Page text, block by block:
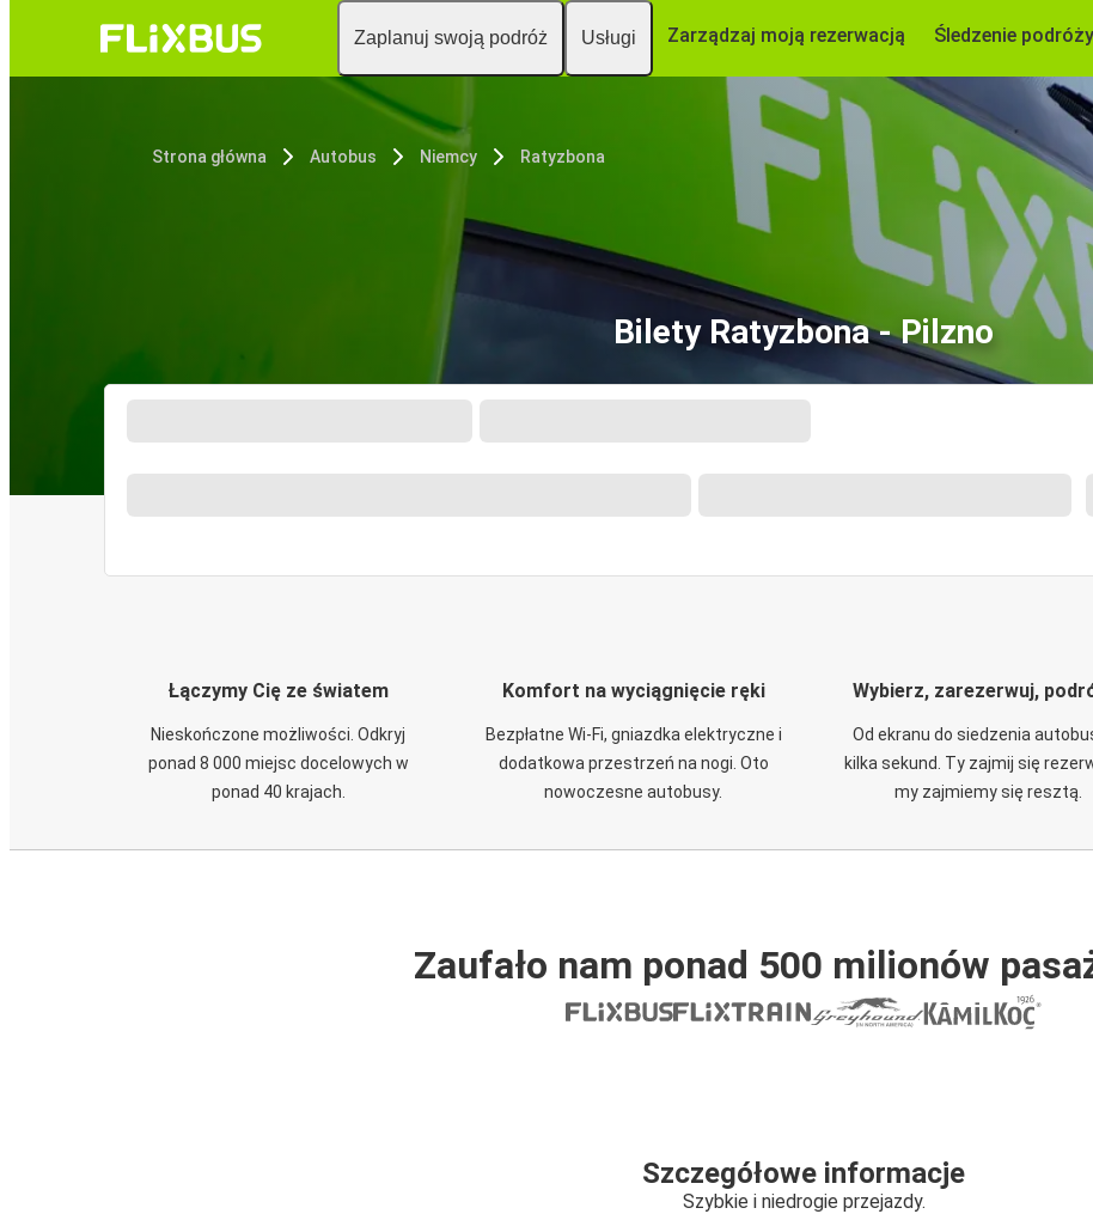
Zaplanuj swoją podróż Usługi Zarządzaj moją rezerwacją Śledzenie podróży
Strona główna Autobus Niemcy Ratyzbona
Bilety Ratyzbona - Pilzno
Łączymy Cię ze światem
Nieskończone możliwości. Odkryj
ponad 8 000 miejsc docelowych w
ponad 40 krajach.
Komfort na wyciągnięcie ręki
Bezpłatne Wi-Fi, gniazdka elektryczne i
dodatkowa przestrzeń na nogi. Oto
nowoczesne autobusy.
Wybierz, zarezerwuj,
Od ekranu do siedzenia
kilka sekund. Ty zajmij się
my zajmiemy się resztą.
Zaufało nam ponad 500 milionów
Szczegółowe informacje
Szybkie i niedrogie przejazdy.